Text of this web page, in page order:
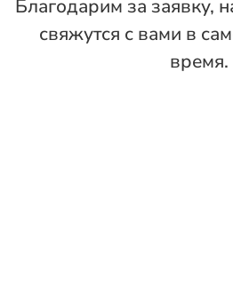
Благодарим за заявку,
свяжутся с вами в
время.